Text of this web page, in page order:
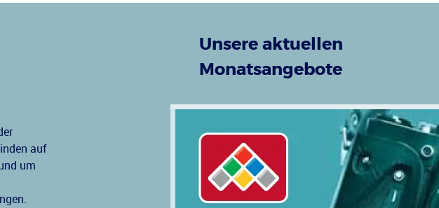
auf
um
Unsere aktuellen
Monatsangebote